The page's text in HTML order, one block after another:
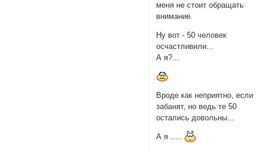
меня не стоит обращать
внимание.
Ну вот - 50 человек
осчастливили...
А я?...
Вроде как неприятно, если
забанят, но ведь те 50
остались довольны...
А я .....